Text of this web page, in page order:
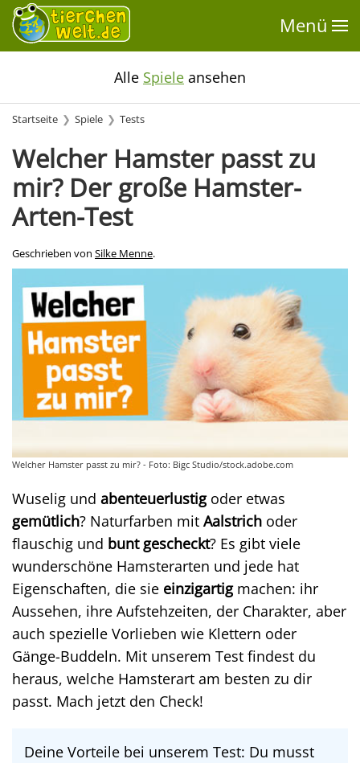
Menü
Alle Spiele ansehen
Startseite Spiele Tests
Welcher Hamster passt zu
mir? Der große Hamster-
Arten-Test
Geschrieben von Silke Menne.
Welcher Hamster passt zu mir? - Foto: Bigc Studio/stock.adobe.com
Wuselig und abenteuerlustigoder etwas
gemütlich? Naturfarben mit Aalstrich oder
flauschig und bunt gescheckt? Es gibt viele
wunderschöne Hamsterarten und jede hat
Eigenschaften, die sie einzigartigmachen: ihr
Aussehen, ihre Aufstehzeiten, der Charakter, aber
auch spezielle Vorlieben wie Klettern oder
Gänge-Buddeln. Mit unserem Test findest du
heraus, welche Hamsterart am besten zu dir
passt. Mach jetzt den Check!
Deine Vorteile bei unserem Test: Du musst